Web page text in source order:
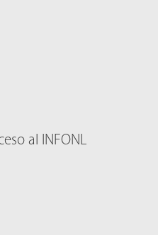
al INFONL